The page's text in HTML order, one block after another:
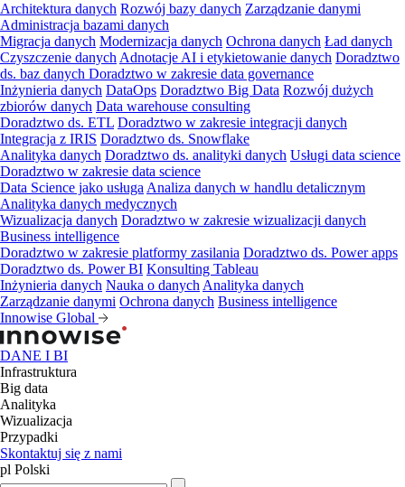
Architektura danych Rozwój bazy danych Zarządzanie danymi
Administracja bazami danych
Migracja danych Modernizacja danych Ochrona danych Ład danych
Czyszczenie danych Adnotacje AI i etykietowanie danych Doradztwo
ds. baz danych Doradztwo w zakresie data governance
Inżynieria danych DataOps Doradztwo Big Data Rozwój dużych
zbiorów danych Data warehouse consulting
Doradztwo ds. ETL Doradztwo w zakresie integracji danych
Integracja z IRIS Doradztwo ds. Snowflake
Analityka danych Doradztwo ds. analityki danych Usługi data science
Doradztwo w zakresie data science
Data Science jako usługa Analiza danych w handlu detalicznym
Analityka danych medycznych
Wizualizacja danych Doradztwo w zakresie wizualizacji danych
Business intelligence
Doradztwo w zakresie platformy zasilania Doradztwo ds. Power apps
Doradztwo ds. Power BI Konsulting Tableau
Inżynieria danych Nauka o danych Analityka danych
Zarządzanie danymi Ochrona danych Business intelligence
Innowise Global
DANE I BI
Infrastruktura
Big data
Analityka
Wizualizacja
Przypadki
Skontaktuj się z nami
pl Polski